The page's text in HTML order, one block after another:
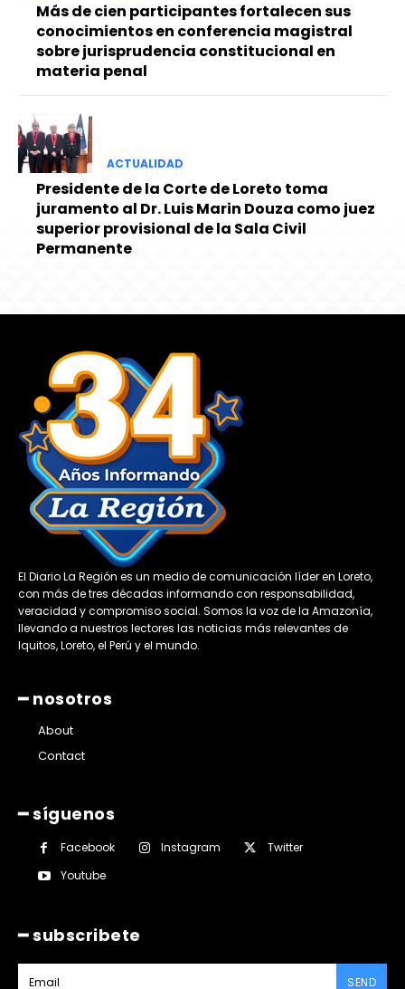
Más de cien participantes fortalecen sus
conocimientos en conferencia magistral
sobre jurisprudencia constitucional en
materia penal
ACTUALIDAD
Presidente de la Corte de Loreto toma
juramento al Dr. Luis Marin Douza como juez
superior provisional de la Sala Civil
Permanente
El Diario La Región es un medio de comunicación líder en Loreto,
con más de tres décadas informando con responsabilidad,
veracidad y compromiso social. Somos la voz de la Amazonía,
llevando a nuestros lectores las noticias más relevantes de
Iquitos, Loreto, el Perú y el mundo.
━ nosotros
About
Contact
━ síguenos
Facebook Instagram
Twitter
Youtube
━ subscribete
SEND